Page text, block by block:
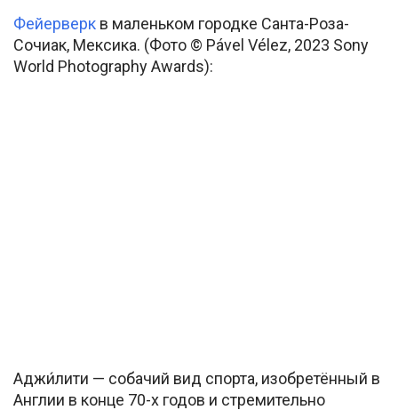
Фейерверк в маленьком городке Санта-Роза-
Сочиак, Мексика. (Фото © Pável Vélez, 2023 Sony
World Photography Awards):
Аджи́лити — собачий вид спорта, изобретённый в
Англии в конце 70-х годов и стремительно